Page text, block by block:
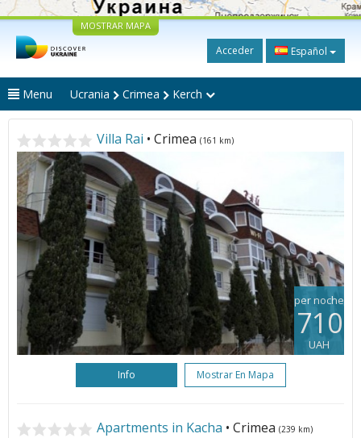
MOSTRAR MAPA
Acceder Español
Menu Ucrania Crimea Kerch
Villa Rai • Crimea (161 km)
per noche
710
UAH
Info Mostrar En Mapa
Apartments in Kacha • Crimea (239 km)